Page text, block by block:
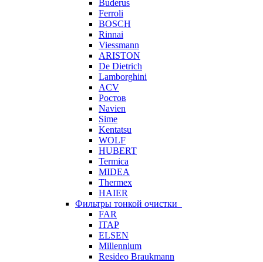
Buderus
Ferroli
BOSCH
Rinnai
Viessmann
ARISTON
De Dietrich
Lamborghini
ACV
Ростов
Navien
Sime
Kentatsu
WOLF
HUBERT
Termica
MIDEA
Thermex
HAIER
Фильтры тонкой очистки
FAR
ITAP
ELSEN
Millennium
Resideo Braukmann